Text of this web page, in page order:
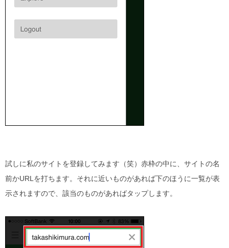
試しに私のサイトを登録してみます（笑）赤枠の中に、サイトの名
前かURLを打ちます。それに近いものがあれば下のほうに一覧が表
示されますので、該当のものがあればタップします。